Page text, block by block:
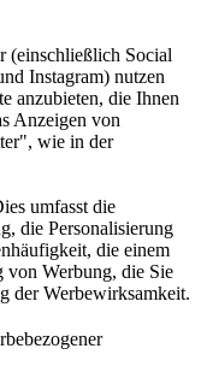
(einschließlich Social
Instagram) nutzen
anzubieten, die Ihnen
Anzeigen von
wie in der
umfasst die
die Personalisierung
die einem
von Werbung, die Sie
der Werbewirksamkeit.